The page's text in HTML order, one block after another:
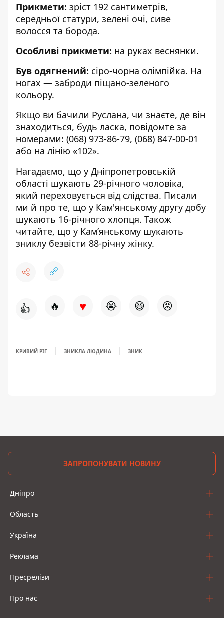
Прикмети: зріст 192 сантиметрів,
середньої статури, зелені очі, сиве
волосся та борода.
Особливі прикмети: на руках веснянки.
Був одягнений: сіро-чорна олімпійка. На
ногах — заброди піщано-зеленого
кольору.
Якщо ви бачили Руслана, чи знаєте, де він
знаходиться, будь ласка, повідомте за
номерами: (068) 973-86-79, (068) 847-00-01
або на лінію «102».
Нагадаємо, що у Дніпропетровській
області шукають 29-річного чоловіка,
який переховується від слідства. Писали
ми й про те, що у Кам'янському другу добу
шукають 16-річного хлопця. Також
читайте, що у Кам’янському шукають
зниклу безвісти 88-річну жінку.
👍 🔥 ♥ 😭 😆 😡
КРИВИЙ РІГ ЗНИКЛА ЛЮДИНА ЗНИК
ЗАПРОПОНУВАТИ НОВИНУ
Дніпро
Область
Україна
Реклама
Пресрелізи
Про нас